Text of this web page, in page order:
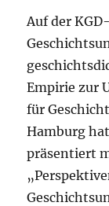
Auf der
Empirie zur
für
Hamburg
präsentiert